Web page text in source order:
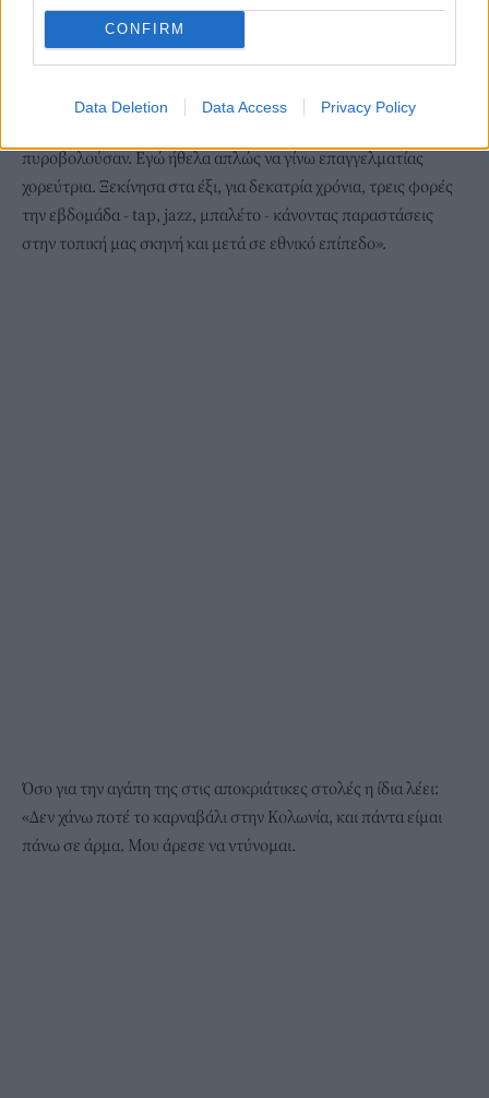
CONFIRM
Data Deletion Data Access Privacy Policy
μοντέλο.
«Έχω έναν αδελφό που είναι δέκα χρόνια μεγαλύτερος από
εμένα. Είναι ακόμα οδηγός λεωφορείου στην πόλη μου, στη
Γερμανία. Έχει έρθει μια φορά να με επισκεφτεί στην Αμερική.
πυροβολούσαν. Εγώ ήθελα απλώς να γίνω επαγγελματίας
χορεύτρια. Ξεκίνησα στα έξι, για δεκατρία χρόνια, τρεις φορές
την εβδομάδα - tap, jazz, μπαλέτο - κάνοντας παραστάσεις
στην τοπική μας σκηνή και μετά σε εθνικό επίπεδο».
Όσο για την αγάπη της στις αποκριάτικες στολές η ίδια λέει:
«Δεν χάνω ποτέ το καρναβάλι στην Κολωνία, και πάντα είμαι
πάνω σε άρμα. Μου άρεσε να ντύνομαι.